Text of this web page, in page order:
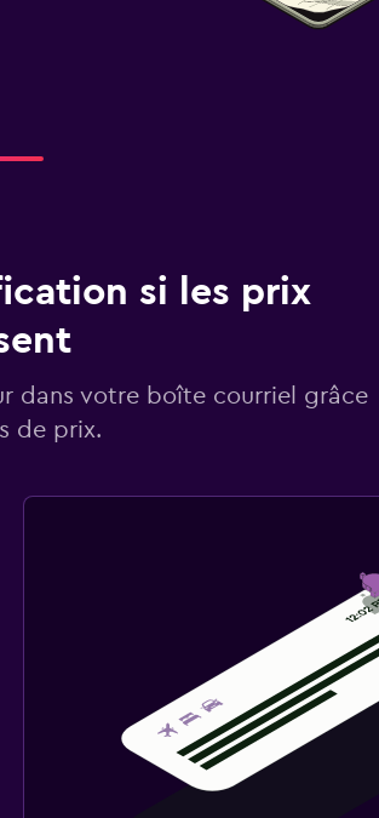
si les prix
dans votre boîte courriel grâce
de prix.